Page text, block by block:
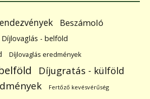
Beszámoló
Díjlovaglás - belföld
Díjlovaglás eredmények
Díjugratás - külföld
Fertőző kevésvérűség